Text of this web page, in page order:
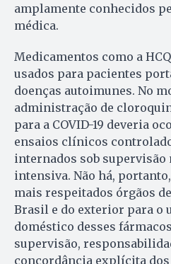
amplamente conhecidos
médica.
Medicamentos como a
usados para pacientes
doenças autoimunes. No
administração de
para a COVID-19 deveria
ensaios clínicos
internados sob supervisão
intensiva. Não há,
mais respeitados órgãos
Brasil e do exterior para o
doméstico desses
supervisão,
concordância explícita